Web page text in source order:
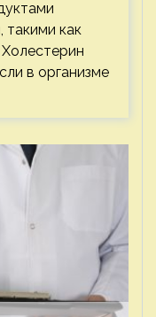
такими как
в организме